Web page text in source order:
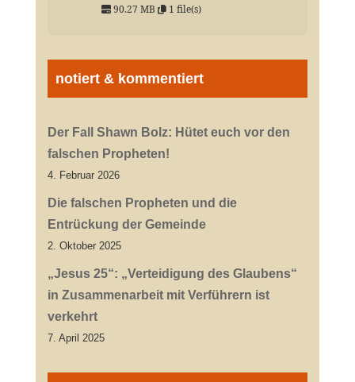
90.27 MB 1 file(s)
notiert & kommentiert
Der Fall Shawn Bolz: Hütet euch vor den
falschen Propheten!
4. Februar 2026
Die falschen Propheten und die
Entrückung der Gemeinde
2. Oktober 2025
„Jesus 25“: „Verteidigung des Glaubens“
in Zusammenarbeit mit Verführern ist
verkehrt
7. April 2025